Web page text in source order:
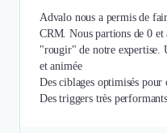
Advalo nous a permis de
CRM. Nous partions de 0
"rougir" de notre expertise.
et animée
Des ciblages optimisés pour
Des triggers très